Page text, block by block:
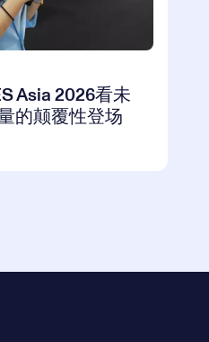
Asia 2026看未
的颠覆性登场